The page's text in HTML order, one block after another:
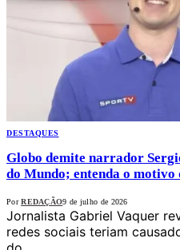
DESTAQUES
Globo demite narrador
do Mundo; entenda o motivo
Por REDAÇÃO9 de julho de 2026
Jornalista Gabriel Vaquer
redes sociais teriam